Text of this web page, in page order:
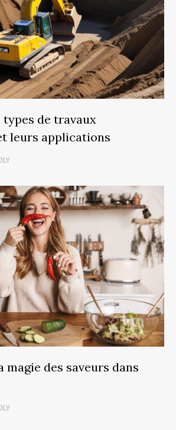
de travaux
leurs applications
magie des saveurs dans